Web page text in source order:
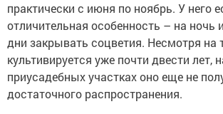
практически с июня по ноябрь. У него
отличительная особенность – на ночь
дни закрывать соцветия. Несмотря на
культивируется уже почти двести лет,
приусадебных участках оно еще не
достаточного распространения.